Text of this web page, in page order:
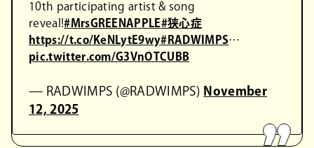
10th participating artist & song
reveal!#MrsGREENAPPLE#狭心症
https://t.co/KeNLytE9wy#RADWIMPS…
pic.twitter.com/G3VnOTCUBB
— RADWIMPS (@RADWIMPS) November
12, 2025